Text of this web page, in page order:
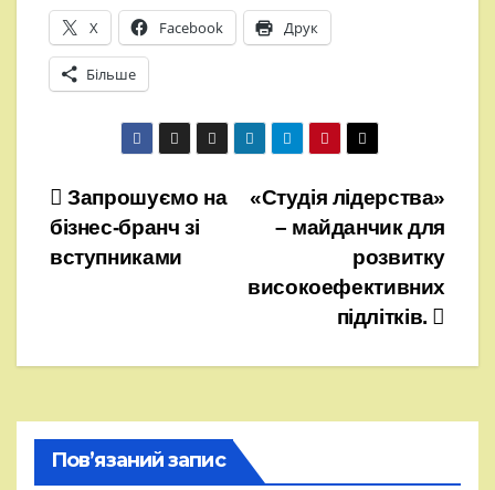
X Facebook Друк
Більше
Навігація
записів
«Студія лідерства»
– майданчик для
розвитку
високоефективних
підлітків.
Запрошуємо на
бізнес-бранч зі
вступниками
Пов’язаний запис